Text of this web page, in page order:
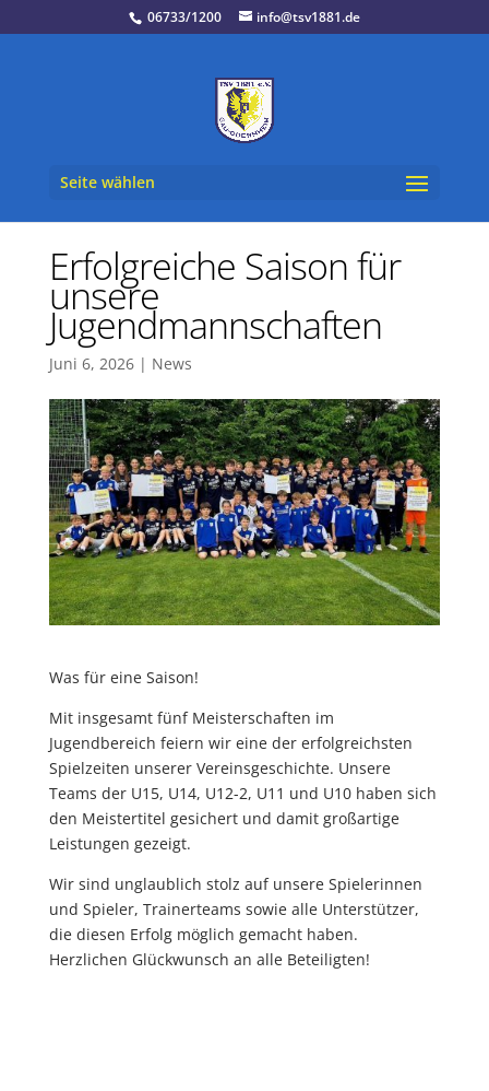
06733/1200 info@tsv1881.de
Seite wählen
Erfolgreiche Saison für
unsere
Jugendmannschaften
Juni 6, 2026| News
Was für eine Saison!
Mit insgesamt fünf Meisterschaften im
Jugendbereich feiern wir eine der erfolgreichsten
Spielzeiten unserer Vereinsgeschichte. Unsere
Teams der U15, U14, U12-2, U11 und U10 haben sich
den Meistertitel gesichert und damit großartige
Leistungen gezeigt.
Wir sind unglaublich stolz auf unsere Spielerinnen
und Spieler, Trainerteams sowie alle Unterstützer,
die diesen Erfolg möglich gemacht haben.
Herzlichen Glückwunsch an alle Beteiligten!